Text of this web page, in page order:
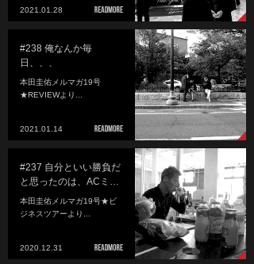
2021.01.28
#238 俺なんか毎
日、、、
本田圭佑メルマガ19号
★REVIEWより...
2021.01.14
#237 自分といい勝負だ
と思ったのは、ACミ…
本田圭佑メルマガ19号★ビ
ジネスツアーより...
2020.12.31